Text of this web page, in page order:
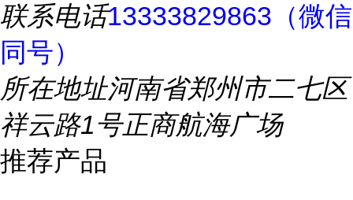
联系电话13333829863（微信
同号）
所在地址河南省郑州市二七区
祥云路1号正商航海广场
推荐产品